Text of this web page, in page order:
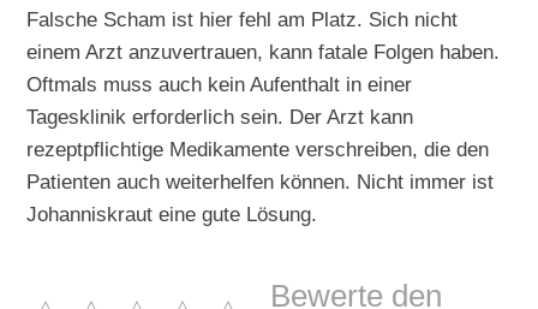
Falsche Scham ist hier fehl am Platz. Sich nicht
einem Arzt anzuvertrauen, kann fatale Folgen haben.
Oftmals muss auch kein Aufenthalt in einer
Tagesklinik erforderlich sein. Der Arzt kann
rezeptpflichtige Medikamente verschreiben, die den
Patienten auch weiterhelfen können. Nicht immer ist
Johanniskraut eine gute Lösung.
Bewerte den